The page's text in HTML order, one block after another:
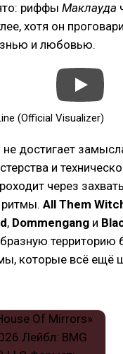
риффы Маклауда
хотя он
и любовью.
(Official Visualizer)
не достигает
и
через
All Them
, Dommengang и
территорию
которые всё ещё